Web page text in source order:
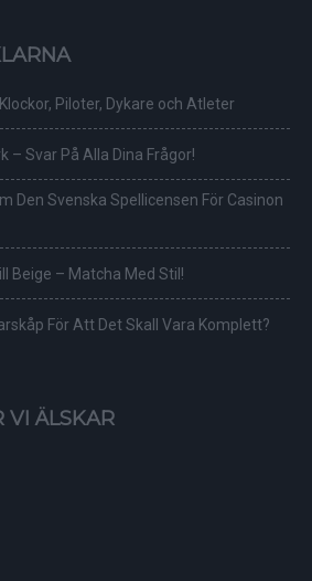
Piloter, Dykare och Atleter
– Svar På Alla Dina Frågor!
Den Svenska Spellicensen För Casinon
Beige – Matcha Med Stil!
För Att Det Skall Vara Komplett?
VI ÄLSKAR